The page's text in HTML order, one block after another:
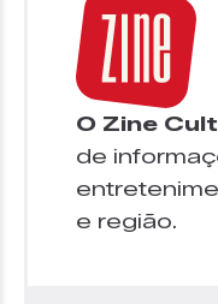
O Zine
de
e região.